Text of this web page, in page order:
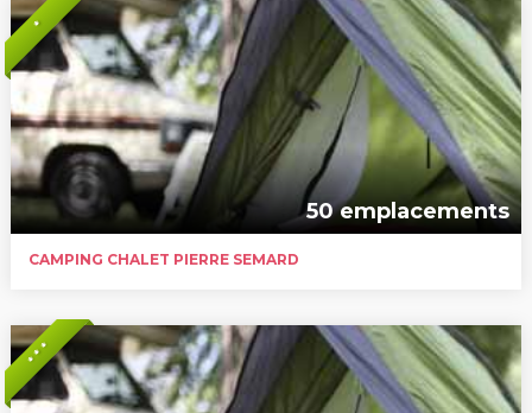
*
50 emplacements
CAMPING CHALET PIERRE SEMARD
* * *